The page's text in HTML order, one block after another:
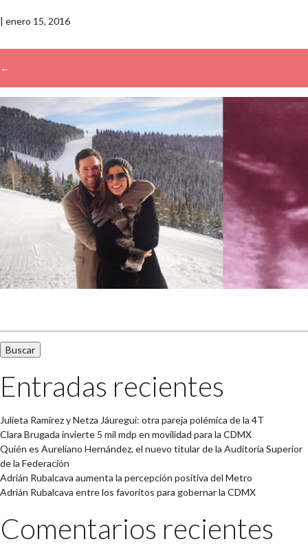
| enero 15, 2016
←
→
Entradas recientes
Julieta Ramírez y Netza Jáuregui: otra pareja polémica de la 4T
Clara Brugada invierte 5 mil mdp en movilidad para la CDMX
Quién es Aureliano Hernández, el nuevo titular de la Auditoría Superior
de la Federación
Adrián Rubalcava aumenta la percepción positiva del Metro
Adrián Rubalcava entre los favoritos para gobernar la CDMX
Comentarios recientes